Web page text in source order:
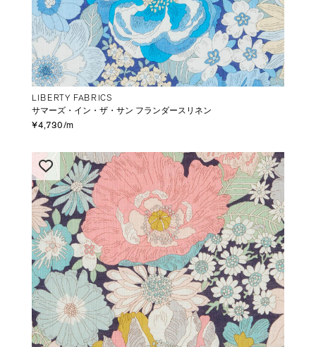
LIBERTY FABRICS
サマーズ・イン・ザ・サン フランダースリネン
¥4,730/m